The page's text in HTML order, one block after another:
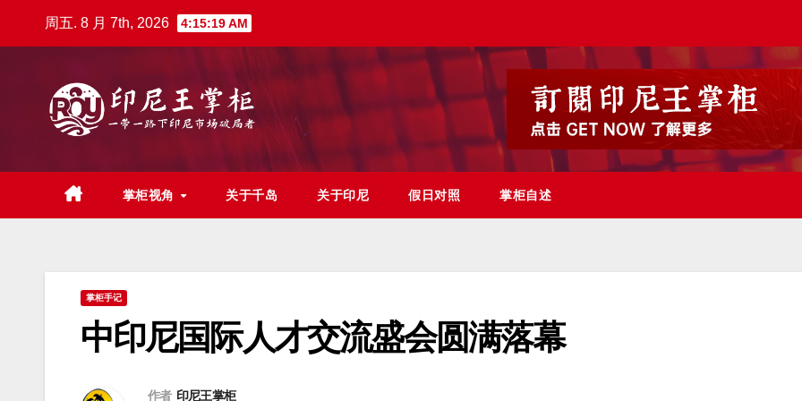
周五. 8 月 7th, 2026 4:15:21 AM
掌柜视角 关于千岛 关于印尼 假日对照 掌柜自述
掌柜手记
中印尼国际人才交流盛会圆满落幕
作者 印尼王掌柜